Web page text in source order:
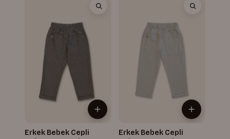
Erkek Bebek Cepli
Erkek Bebek Cepli